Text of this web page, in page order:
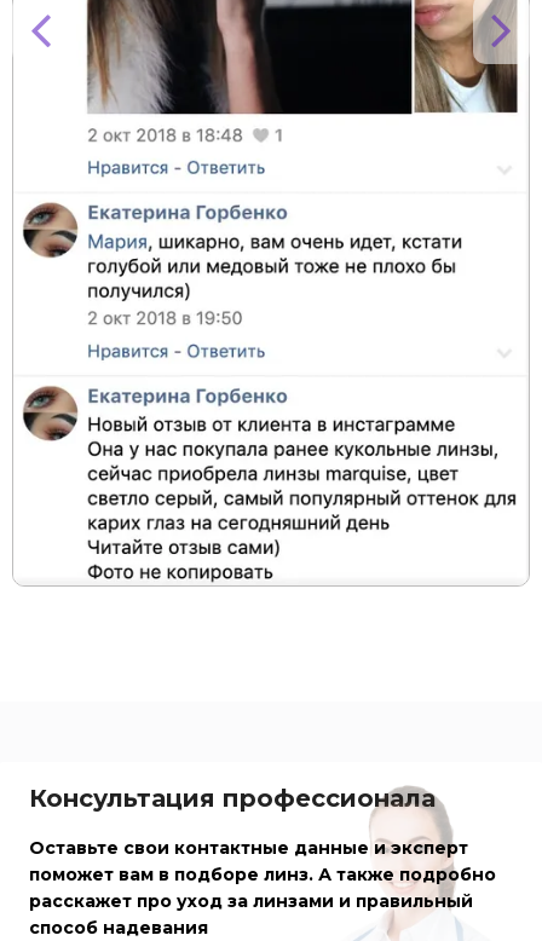
Консультация профессионала
Оставьте свои контактные данные и эксперт
поможет вам в подборе линз. А также подробно
расскажет про уход за линзами и правильный
способ надевания